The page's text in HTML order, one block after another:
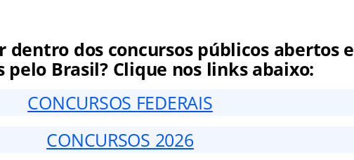
dentro dos concursos públicos abertos e
pelo Brasil? Clique nos links abaixo:
CONCURSOS FEDERAIS
CONCURSOS 2026